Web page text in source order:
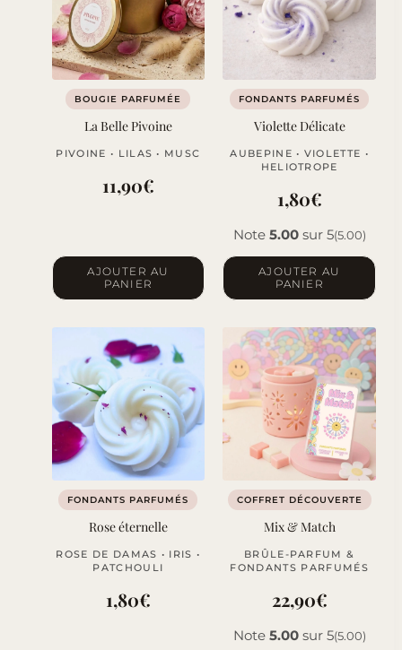
BOUGIE PARFUMÉE
La Belle Pivoine
PIVOINE • LILAS • MUSC
11,90€
AJOUTER AU
PANIER
FONDANTS PARFUMÉS
Violette Délicate
AUBEPINE • VIOLETTE •
HELIOTROPE
1,80€
Note 5.00sur 5(5.00)
AJOUTER AU
PANIER
FONDANTS PARFUMÉS
Rose éternelle
ROSE DE DAMAS • IRIS •
PATCHOULI
1,80€
COFFRET DÉCOUVERTE
Mix & Match
BRÛLE-PARFUM &
FONDANTS PARFUMÉS
22,90€
Note 5.00sur 5(5.00)